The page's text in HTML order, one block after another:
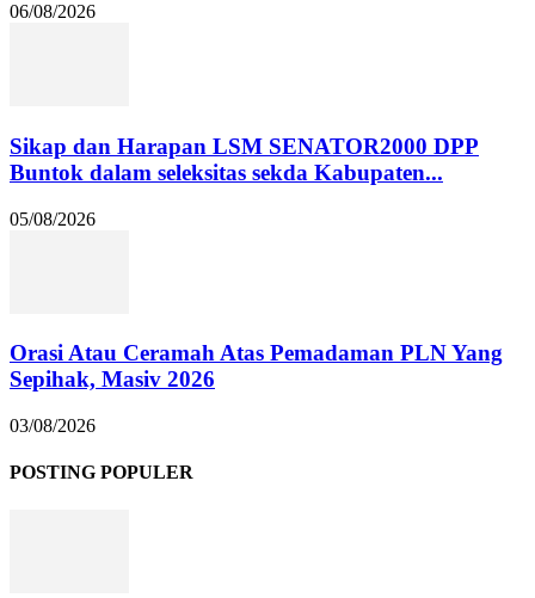
06/08/2026
Sikap dan Harapan LSM SENATOR2000 DPP
Buntok dalam seleksitas sekda Kabupaten...
05/08/2026
Orasi Atau Ceramah Atas Pemadaman PLN Yang
Sepihak, Masiv 2026
03/08/2026
POSTING POPULER